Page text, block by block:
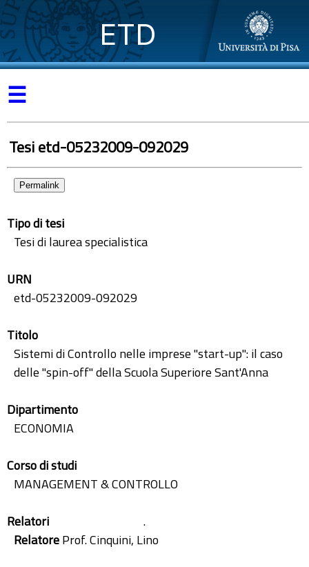
ETD
☰
Tesi etd-05232009-092029
Permalink
Tipo di tesi
Tesi di laurea specialistica
URN
etd-05232009-092029
Titolo
Sistemi di Controllo nelle imprese "start-up": il caso
delle "spin-off" della Scuola Superiore Sant'Anna
Dipartimento
ECONOMIA
Corso di studi
MANAGEMENT & CONTROLLO
Relatori
.
RelatoreProf. Cinquini, Lino